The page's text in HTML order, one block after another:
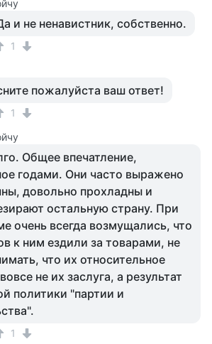
и не ненавистник, собственно.
1
пожалуйста ваш ответ!
1
Общее впечатление,
годами. Они часто выражено
довольно прохладны и
остальную страну. При
очень всегда возмущались, что
к ним ездили за товарами, не
что их относительное
не их заслуга, а результат
политики "партии и
1